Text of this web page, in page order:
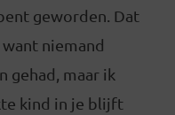
geworden. Dat
niemand
gehad, maar ik
kind in je blijft